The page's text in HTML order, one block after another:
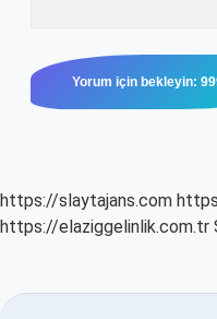
https://slaytajans.com
https://elaziggelinlik.com.tr